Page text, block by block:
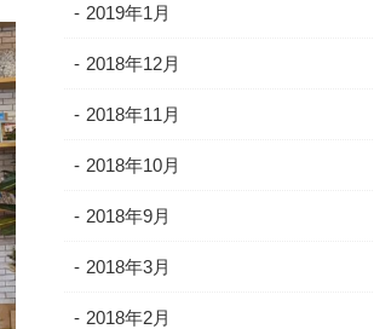
2019年1月
2018年12月
2018年11月
2018年10月
2018年9月
2018年3月
2018年2月